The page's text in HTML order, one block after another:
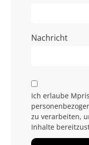
Nachricht
Ich erlaube
zu verarbeiten,
Inhalte